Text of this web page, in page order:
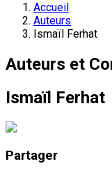
Accueil
Auteurs
Ismaïl Ferhat
Auteurs et
Ismaïl Ferhat
Partager